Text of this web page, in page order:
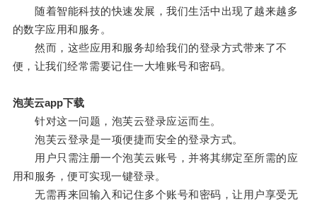
随着智能科技的快速发展，我们生活中出现了越来越多
的数字应用和服务。
然而，这些应用和服务却给我们的登录方式带来了不
便，让我们经常需要记住一大堆账号和密码。
泡芙云app下载
针对这一问题，泡芙云登录应运而生。
泡芙云登录是一项便捷而安全的登录方式。
用户只需注册一个泡芙云账号，并将其绑定至所需的应
用和服务，便可实现一键登录。
无需再来回输入和记住多个账号和密码，让用户享受无